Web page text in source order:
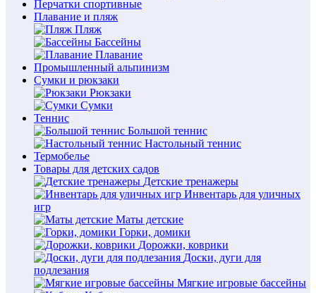
Перчатки спортивные
Плавание и пляж
Пляж
Бассейны
Плавание
Промышленный альпинизм
Сумки и рюкзаки
Рюкзаки
Сумки
Теннис
Большой теннис
Настольный теннис
Термобелье
Товары для детских садов
Детские тренажеры
Инвентарь для уличных
игр
Маты детские
Горки, домики
Дорожки, коврики
Доски, дуги для
подлезания
Мягкие игровые бассейны